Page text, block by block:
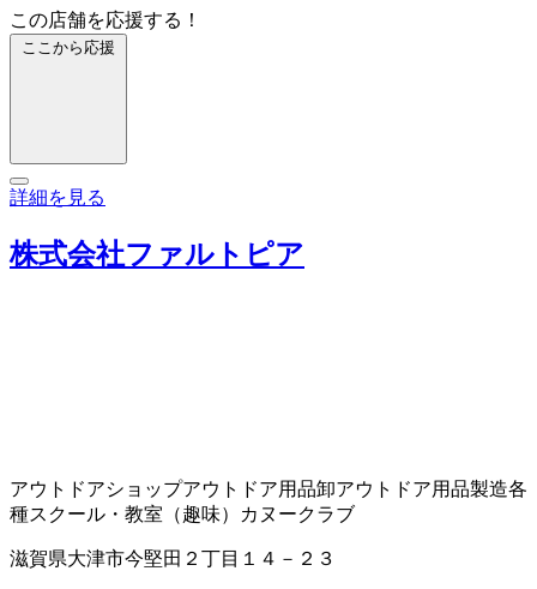
この店舗を応援する！
ここから応援
詳細を見る
株式会社ファルトピア
アウトドアショップアウトドア用品卸アウトドア用品製造各
種スクール・教室（趣味）
カヌークラブ
滋賀県大津市今堅田２丁目１４－２３